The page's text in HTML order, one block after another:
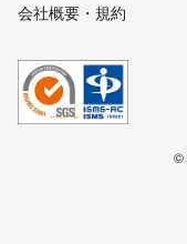
会社概要・規約
©